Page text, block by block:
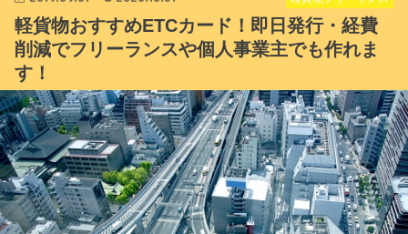
軽貨物おすすめETCカード！即日発行・経費
削減でフリーランスや個人事業主でも作れま
す！